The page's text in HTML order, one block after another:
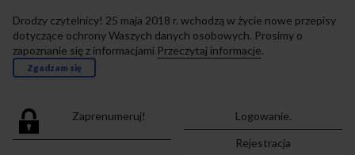
Drodzy czytelnicy! 25 maja 2018 r. wchodzą w życie nowe przepisy
dotyczące ochrony Waszych danych osobowych. Prosimy o
zapoznanie się z informacjami Przeczytaj informacje.
Zgadzam się
Zaprenumeruj!
Logowanie.
Rejestracja